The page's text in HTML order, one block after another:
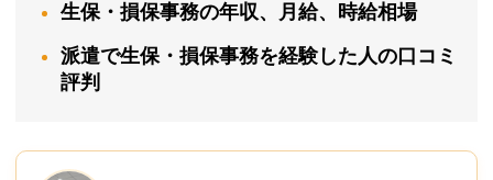
生保・損保事務の年収、月給、時給相場
派遣で生保・損保事務を経験した人の口コミ
評判